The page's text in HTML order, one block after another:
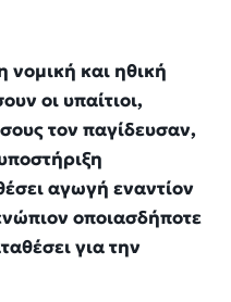
νομική και ηθική
οι υπαίτιοι,
τον παγίδευσαν,
αγωγή εναντίον
οποιασδήποτε
για την